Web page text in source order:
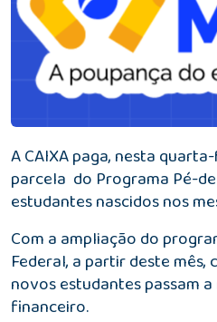
A CAIXA paga, nesta
parcela do Programa Pé-
estudantes nascidos nos
Com a ampliação do
Federal, a partir deste mês,
novos estudantes passam
financeiro.